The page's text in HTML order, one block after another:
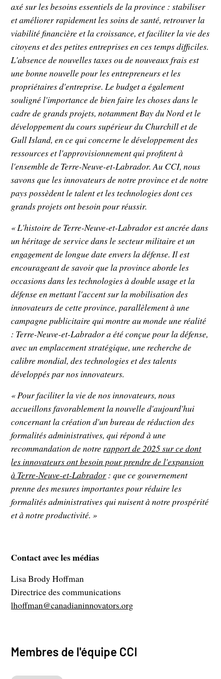
axé sur les besoins essentiels de la province : stabiliser
et améliorer rapidement les soins de santé, retrouver la
viabilité financière et la croissance, et faciliter la vie des
citoyens et des petites entreprises en ces temps difficiles.
L'absence de nouvelles taxes ou de nouveaux frais est
une bonne nouvelle pour les entrepreneurs et les
propriétaires d'entreprise. Le budget a également
souligné l'importance de bien faire les choses dans le
cadre de grands projets, notamment Bay du Nord et le
développement du cours supérieur du Churchill et de
Gull Island, en ce qui concerne le développement des
ressources et l'approvisionnement qui profitent à
l'ensemble de Terre-Neuve-et-Labrador. Au CCI, nous
savons que les innovateurs de notre province et de notre
pays possèdent le talent et les technologies dont ces
grands projets ont besoin pour réussir.
« L'histoire de Terre-Neuve-et-Labrador est ancrée dans
un héritage de service dans le secteur militaire et un
engagement de longue date envers la défense. Il est
encourageant de savoir que la province aborde les
occasions dans les technologies à double usage et la
défense en mettant l'accent sur la mobilisation des
innovateurs de cette province, parallèlement à une
campagne publicitaire qui montre au monde une réalité
: Terre-Neuve-et-Labrador a été conçue pour la défense,
avec un emplacement stratégique, une recherche de
calibre mondial, des technologies et des talents
développés par nos innovateurs.
« Pour faciliter la vie de nos innovateurs, nous
accueillons favorablement la nouvelle d'aujourd'hui
concernant la création d'un bureau de réduction des
formalités administratives, qui répond à une
recommandation de notre rapport de 2025 sur ce dont
les innovateurs ont besoin pour prendre de l'expansion
à Terre-Neuve-et-Labrador: que ce gouvernement
prenne des mesures importantes pour réduire les
formalités administratives qui nuisent à notre prospérité
et à notre productivité. »
Contact avec les médias
Lisa Brody Hoffman
Directrice des communications
lhoffman@canadianinnovators.org
Membres de l'équipe CCI